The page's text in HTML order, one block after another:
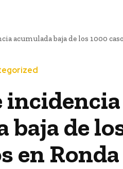
acumulada baja de los 1000
incidencia
baja de
en Ronda